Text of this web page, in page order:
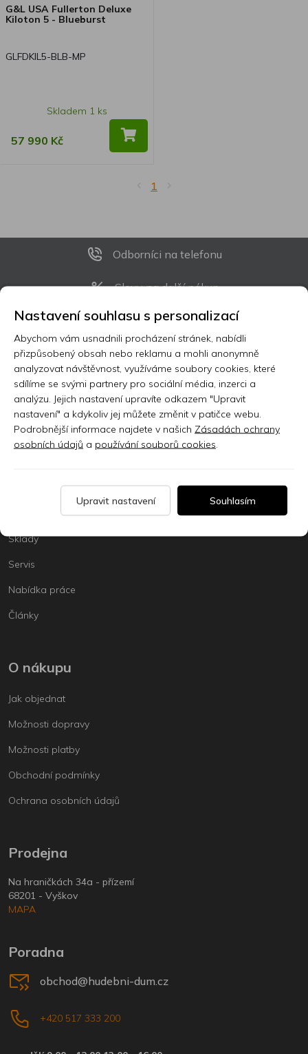
G&L USA Fullerton Deluxe
Kiloton 5 - Blueburst
GLFDKIL5-BLB-MP
Skladem 1 ks
57 990 Kč
1
Odborníci na telefonu
Slevy na další nákup
Prodloužená záruka 3-10 let
Registrujte se k odběru newsletteru a už
Vám nic neunikne
ODEBÍRAT
Kontakt
Sklady
Servis
Nabídka práce
Články
O nákupu
Jak objednat
Možnosti dopravy
Možnosti platby
Obchodní podmínky
Ochrana osobních údajů
Prodejna
Na hraničkách 34a - přízemí
68201 - Vyškov
MAPA
Poradna
obchod@hudebni-dum.cz
+420 517 333 200
Nastavení souhlasu s personalizací
Abychom vám usnadnili procházení stránek, nabídli
přizpůsobený obsah nebo reklamu a mohli anonymně
analyzovat návštěvnost, využíváme soubory cookies, které
sdílíme se svými partnery pro sociální média, inzerci a
analýzu. Jejich nastavení upravíte odkazem "Upravit
nastavení" a kdykoliv jej můžete změnit v patičce webu.
Podrobnější informace najdete v našich Zásadách ochrany
osobních údajů a používání souborů cookies
Upravit nastavení Souhlasím